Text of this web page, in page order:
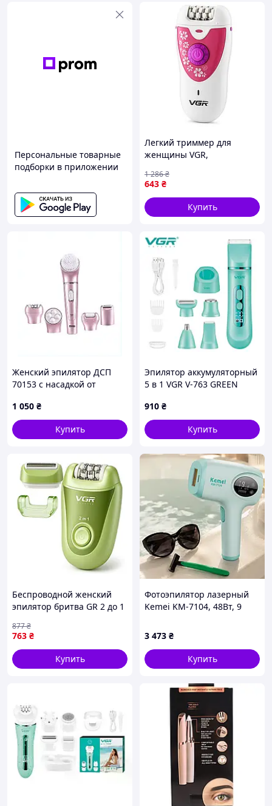
Персональные товарные
подборки в приложении
Легкий триммер для
женщины VGR,
для стрижки Эпилятор
тела с пинцетами FX-95
643 ₴
1 286₴
Купить
Женский эпилятор ДСП
70153 с насадкой от
1 050 ₴
Купить
Эпилятор аккумуляторный
5 в 1 VGR V-763 GREEN
910 ₴
Купить
Беспроводной женский
эпилятор бритва GR 2 до 1
эпилятор женский MP-34
(ЕКОБОКС)
763 ₴
877₴
Купить
Фотоэпилятор лазерный
Kemei KM-7104, 48Вт, 9
тела / Фотоэпилятор для
ног / Эпилятор для бикини
3 473 ₴
Купить